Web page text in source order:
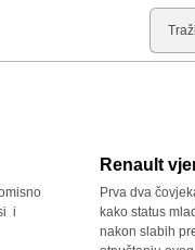
i
Renault
Prva dva
kako status
nakon slabih